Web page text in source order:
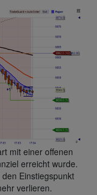
mit einer offenen
erreicht wurde.
Einstiegspunkt
verlieren.